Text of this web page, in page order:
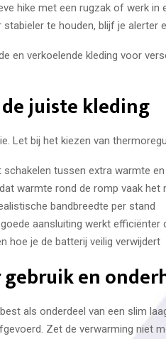
hike met een rugzak of werk
te houden, blijf je alerter
en verkoelende kleding voor
juiste kleding
Let bij het kiezen van
tussen extra warmte
warmte rond de romp vaak
bandbreedte per stand
aansluiting werkt
hoe je de batterij veilig verwijdert
en
als onderdeel van een slim
Zet de verwarming niet